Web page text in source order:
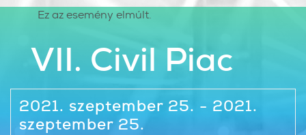
Ez az esemény elmúlt.
VII. Civil Piac
2021. szeptember 25. - 2021.
szeptember 25.